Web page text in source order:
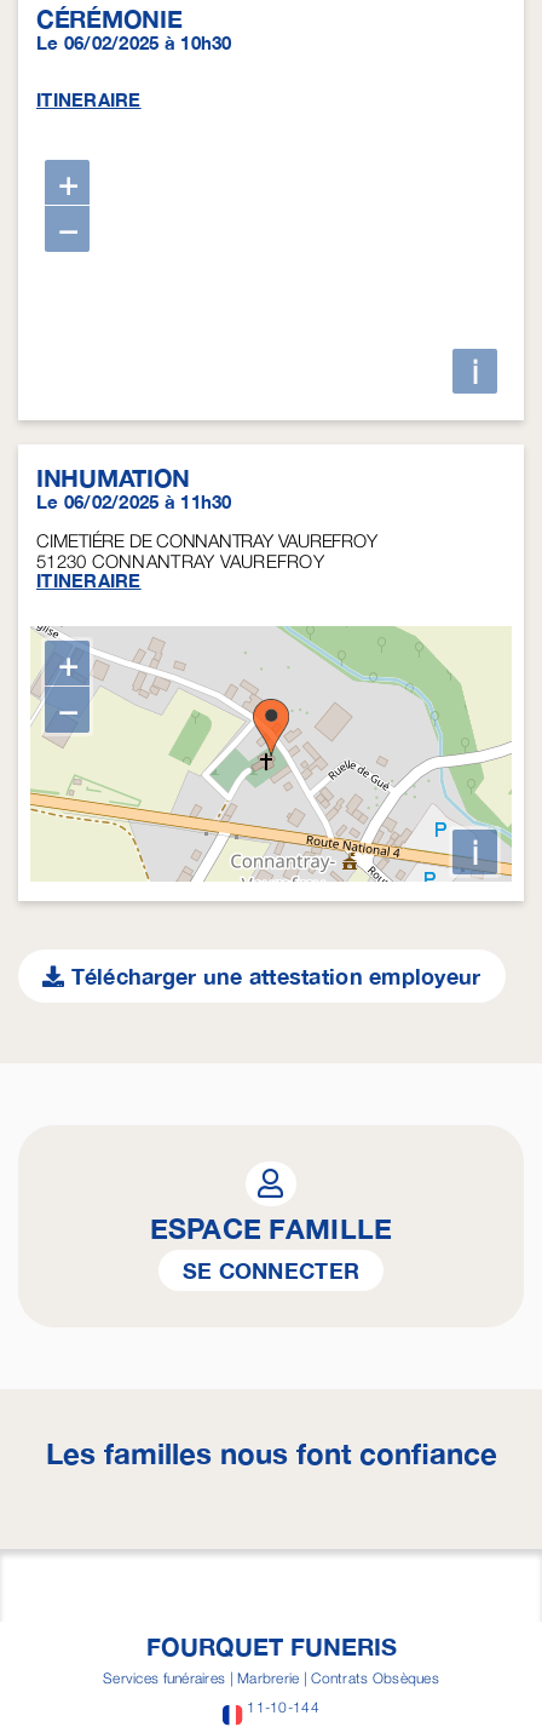
CÉRÉMONIE
Le 06/02/2025 à 10h30
ITINERAIRE
+
−
i
INHUMATION
Le 06/02/2025 à 11h30
CIMETIÉRE DE CONNANTRAY VAUREFROY
51230 CONNANTRAY VAUREFROY
ITINERAIRE
+
−
i
Télécharger une attestation employeur
ESPACE FAMILLE
SE CONNECTER
Les familles nous font confiance
FOURQUET FUNERIS
Services funéraires | Marbrerie | Contrats Obsèques
11-10-144